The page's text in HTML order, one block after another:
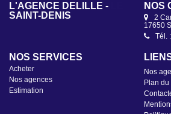
L'AGENCE DELÎLLE -
SAINT-DENIS
NOS
2
17650
Tél.
NOS SERVICES
Acheter
Nos agences
Estimation
Nos
Plan du